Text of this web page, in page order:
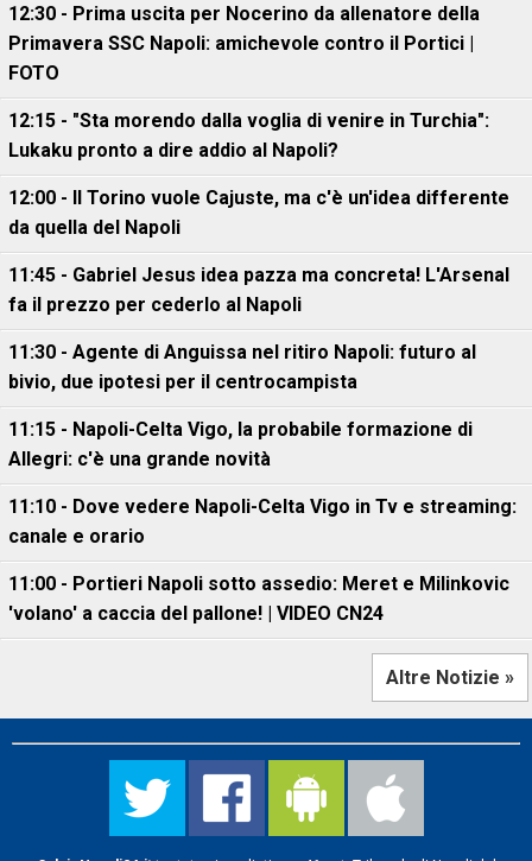
12:30 - Prima uscita per Nocerino da allenatore della
Primavera SSC Napoli: amichevole contro il Portici |
FOTO
12:15 - "Sta morendo dalla voglia di venire in Turchia":
Lukaku pronto a dire addio al Napoli?
12:00 - Il Torino vuole Cajuste, ma c'è un'idea differente
da quella del Napoli
11:45 - Gabriel Jesus idea pazza ma concreta! L'Arsenal
fa il prezzo per cederlo al Napoli
11:30 - Agente di Anguissa nel ritiro Napoli: futuro al
bivio, due ipotesi per il centrocampista
11:15 - Napoli-Celta Vigo, la probabile formazione di
Allegri: c'è una grande novità
11:10 - Dove vedere Napoli-Celta Vigo in Tv e streaming:
canale e orario
11:00 - Portieri Napoli sotto assedio: Meret e Milinkovic
'volano' a caccia del pallone! | VIDEO CN24
Altre Notizie »